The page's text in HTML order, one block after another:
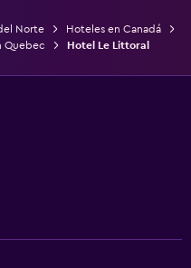
Norte
Hoteles en Canadá
Quebec Hotel Le Littoral